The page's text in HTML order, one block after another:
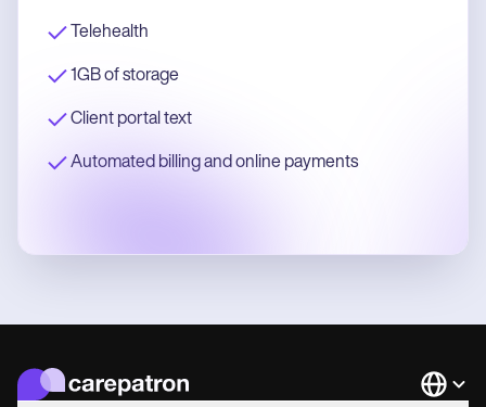
Telehealth
1GB of storage
Client portal text
Automated billing and online payments